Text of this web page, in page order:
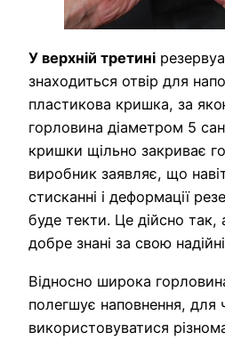
У верхній третині
знаходиться отвір для
пластикова кришка, за
горловина діаметром 5
кришки щільно закриває
виробник заявляє, що
стисканні і деформації
буде текти. Це дійсно
добре знані за свою
Відносно широка
полегшує наповнення, для
використовуватися